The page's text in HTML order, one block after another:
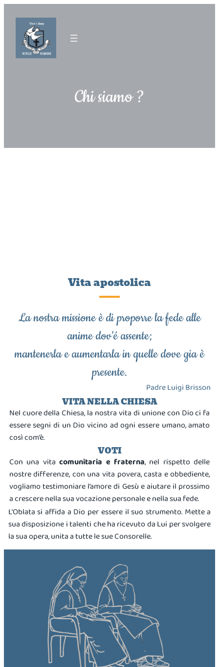
Chi siamo ?
Vita apostolica
La nostra missione è di proporre la fede alle
anime dov’é assente;
mantenerla e aumentarla in quelle dove gia è
presente.
Padre Luigi Brisson
VITA NELLA CHIESA
Nel cuore della Chiesa, la nostra vita di unione con Dio ci fa
essere segni di un Dio vicino ad ogni essere umano, amato
così com’è.
VOTI
Con una vitacomunitaria e fraterna, nel rispetto delle
nostre differenze, con una vita povera, casta e obbediente,
vogliamo testimoniare l’amore di Gesù e aiutare il prossimo
a crescere nella sua vocazione personale e nella sua fede.
L’Oblata si affida a Dio per essere il suo strumento. Mette a
sua disposizione i talenti che ha ricevuto da Lui per svolgere
la sua opera, unita a tutte le sue Consorelle.